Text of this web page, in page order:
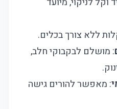
ללא צורך בכלים.
: מושלם לבקבוקי חלב,
: מאפשר להורים גישה